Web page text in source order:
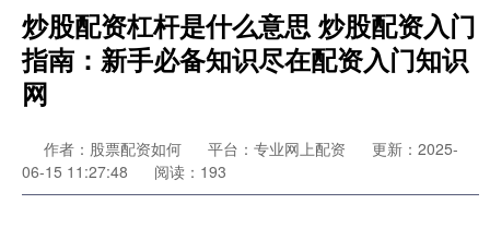
炒股配资杠杆是什么意思 炒股配资入门
指南：新手必备知识尽在配资入门知识
网
作者：股票配资如何 平台：专业网上配资
更新：2025-
06-15 11:27:48
阅读：193